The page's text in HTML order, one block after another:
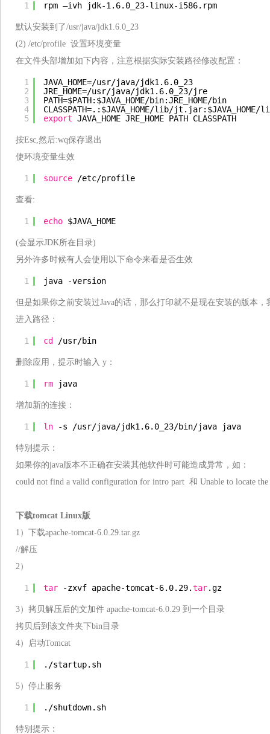
1 rpm –ivh jdk-1.6.0_23-linux-i586.rpm
默认安装到了/usr/java/jdk1.6.0_23
(2) /etc/profile 设置环境变量
在文件头部增加如下内容，注意根据实际安装路径修改配置：
1
2
3
4
5
JAVA_HOME=/usr/java/jdk1 .6.0_23
JRE_HOME=/usr/java/jdk1 .6.0_23/jre
PATH=$PATH:$JAVA_HOME/bin:JRE_HOME/bin
CLASSPATH=.:$JAVA_HOME/lib/jt .jar:$JAVA_HOME/
export JAVA_HOME JRE_HOME PATH CLASSPATH
按Esc,然后:wq保存退出
使环境变量生效
1 source /etc/profile
查看:
1 echo $JAVA_HOME
(会显示JDK所在目录)
另外许多时候有人会使用以下命令来看是否生效
1 java -version
但是如果你之前安装过Java的话，那么打印就不是现在安装的版本
进入路径：
1 cd /usr/bin
删除应用，提示时输入 y：
1 rm java
增加新的连接：
1 ln -s /usr/java/jdk1 .6.0_23/bin/java java
特别提示：
如果你的java版本不正确在安装其他软件时可能造成异常，如：
could not find a valid configuration for intro part 和 Unable to locate the
下载tomcat Linux版
1）下载apache-tomcat-6.0.29.tar.gz
//解压
2）
1 tar -zxvf apache-tomcat-6.0.29.tar.gz
3）拷贝解压后的文加件 apache-tomcat-6.0.29 到一个目录
拷贝后到该文件夹下bin目录
4）启动Tomcat
1 . /startup.sh
5）停止服务
1 . /shutdown.sh
特别提示：